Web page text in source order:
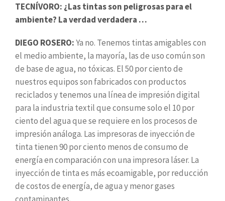
TECNÍVORO: ¿Las tintas son peligrosas para el
ambiente? La verdad verdadera …
DIEGO ROSERO:Ya no. Tenemos tintas amigables con
el medio ambiente, la mayoría, las de uso común son
de base de agua, no tóxicas. El 50 por ciento de
nuestros equipos son fabricados con productos
reciclados y tenemos una línea de impresión digital
para la industria textil que consume solo el 10 por
ciento del agua que se requiere en los procesos de
impresión análoga. Las impresoras de inyección de
tinta tienen 90 por ciento menos de consumo de
energía en comparación con una impresora láser. La
inyección de tinta es más ecoamigable, por reducción
de costos de energía, de agua y menor gases